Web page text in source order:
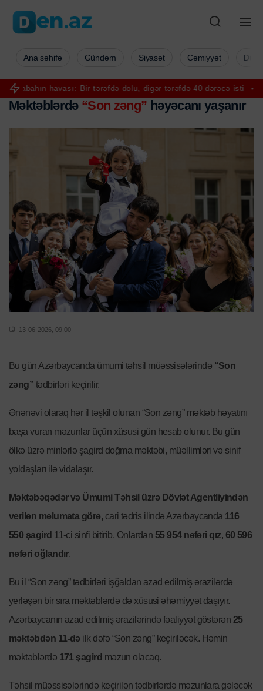
havası: Bir tərəfdə dolu, digər tərəfdə 40 dərəcə isti Hörmüz
Ana səhifə Gündəm Siyasət Cəmiyyət
Məktəblərdə “Son zəng” həyəcanı yaşanır
13-06-2026, 09:00
Bu gün Azərbaycanda ümumi təhsil müəssisələrində “Son
zəng” tədbirləri keçirilir.
Ənənəvi olaraq hər il təşkil olunan “Son zəng” məktəb həyatını
başa vuran məzunlar üçün xüsusi gün hesab olunur. Bu gün
ölkə üzrə minlərlə şagird doğma məktəbi, müəllimləri və sinif
yoldaşları ilə vidalaşır.
Məktəbəqədər və Ümumi Təhsil üzrə Dövlət Agentliyindən
verilən məlumata görə, cari tədris ilində Azərbaycanda 116
550 şagird 11-ci sinfi bitirib. Onlardan 55 954 nəfəri qız, 60 596
nəfəri oğlandır.
Bu il “Son zəng” tədbirləri işğaldan azad edilmiş ərazilərdə
yerləşən bir sıra məktəblərdə də xüsusi əhəmiyyət daşıyır.
Azərbaycanın azad edilmiş ərazilərində fəaliyyət göstərən 25
məktəbdən 11-də ilk dəfə “Son zəng” keçiriləcək. Həmin
məktəblərdə 171 şagird məzun olacaq.
Təhsil müəssisələrində keçirilən tədbirlərdə məzunlara gələcək